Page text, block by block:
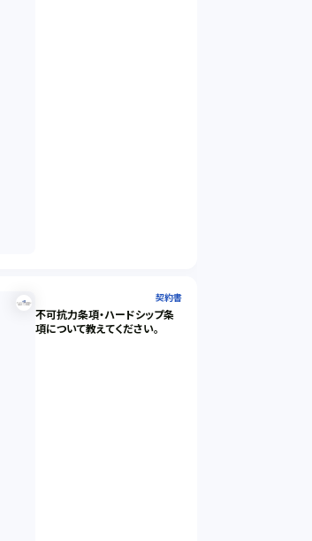
契約書
不可抗力条項・ハードシップ条
項について教えてください。